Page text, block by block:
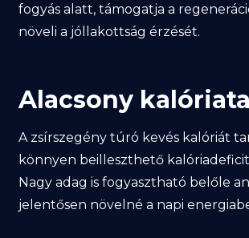
fogyás alatt, támogatja a
növeli a jóllakottság érzését.
Alacsony
A zsírszegény túró kevés kalóriát
könnyen beilleszthető
Nagy adag is fogyasztható belőle
jelentősen növelné a napi